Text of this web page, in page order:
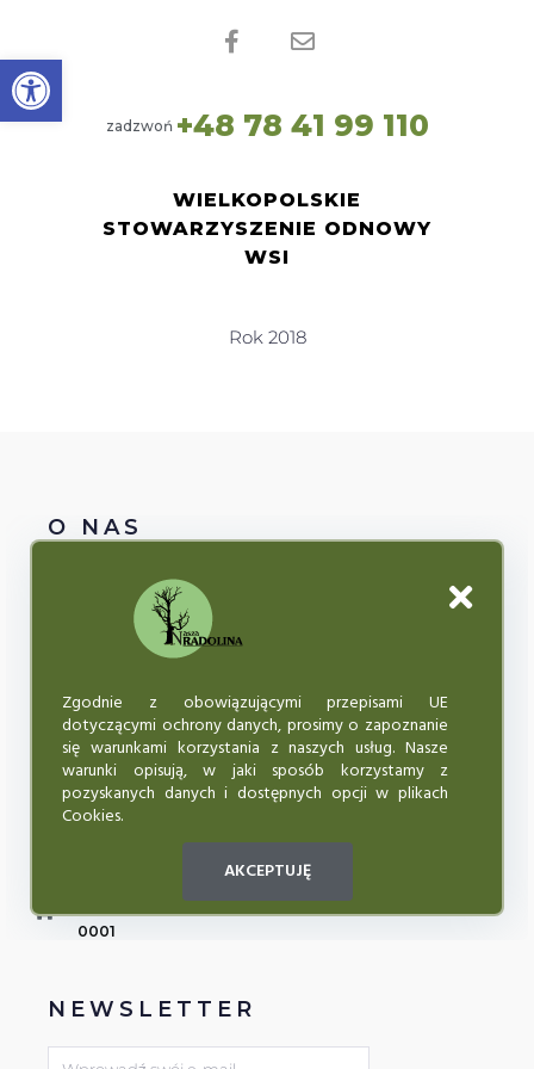
Open toolbar
WIELKOPOLSKIE
STOWARZYSZENIE ODNOWY
WSI
zadzwoń +48 78 41 99 110
Rok 2018
O NAS
Misją Wielkopolskiego Stowarzyszenia Odnowy Wsi
„NASZA RADOLINA” jest aktywizowanie i integrowanie
lokalnej społeczności, przeciwdziałanie wykluczeniu
społecznemu osób niepełnosprawnych, starszych.
KONTAKT
62-590 Golina, Radolina 30
naszaradolina@wp.pl
0001
NEWSLETTER
Zgodnie z obowiązującymi przepisami UE
dotyczącymi ochrony danych, prosimy o zapoznanie
się warunkami korzystania z naszych usług. Nasze
warunki opisują, w jaki sposób korzystamy z
pozyskanych danych i dostępnych opcji w plikach
Cookies.
AKCEPTUJĘ